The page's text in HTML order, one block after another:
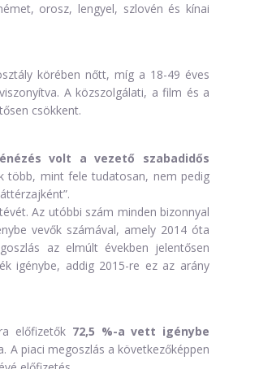
orosz, lengyel, szlovén és kínai
körében nőtt, míg a 18-49 éves
A közszolgálati, a film és a
csökkent.
volt a vezető szabadidős
több, mint fele tudatosan, nem pedig
Az utóbbi szám minden bizonnyal
vevők számával, amely 2014 óta
az elmúlt években jelentősen
igénybe, addig 2015-re ez az arány
előfizetők 72,5 %-a vett igénybe
A piaci megoszlás a következőképpen